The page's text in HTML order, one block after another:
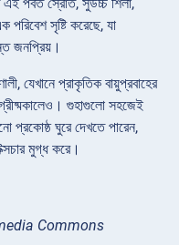
সৃষ্টি করেছে, যা
জনপ্রিয়।
যেখানে প্রাকৃতিক বায়ুপ্রবাহের
গুহাগুলো সহজেই
প্রকোষ্ঠ ঘুরে দেখতে পারেন,
মুগ্ধ করে।
Commons